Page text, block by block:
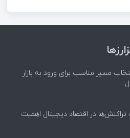
مسیر مناسب برای ورود به بازار
در اقتصاد دیجیتال اهمیت